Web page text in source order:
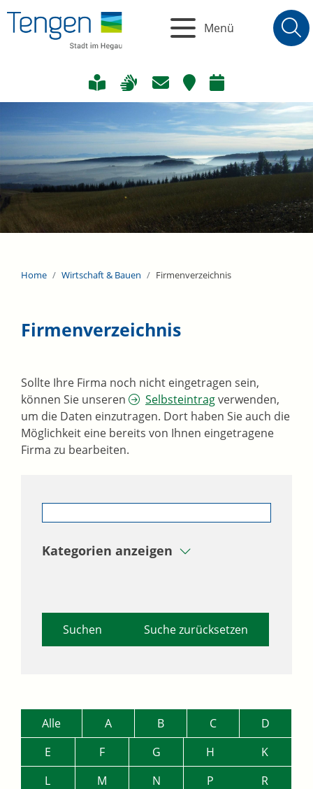
Menü
Home Wirtschaft & Bauen Firmenverzeichnis
Firmenverzeichnis
Sollte Ihre Firma noch nicht eingetragen sein,
können Sie unseren
Selbsteintragverwenden,
um die Daten einzutragen. Dort haben Sie auch die
Möglichkeit eine bereits von Ihnen eingetragene
Firma zu bearbeiten.
Kategorien anzeigen
Suche zurücksetzen
Alle A B C
D
E
F G H
K
L
M N P
R